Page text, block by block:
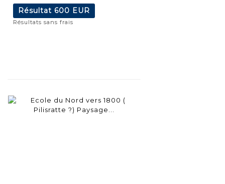
Résultat 600 EUR
Résultats sans frais